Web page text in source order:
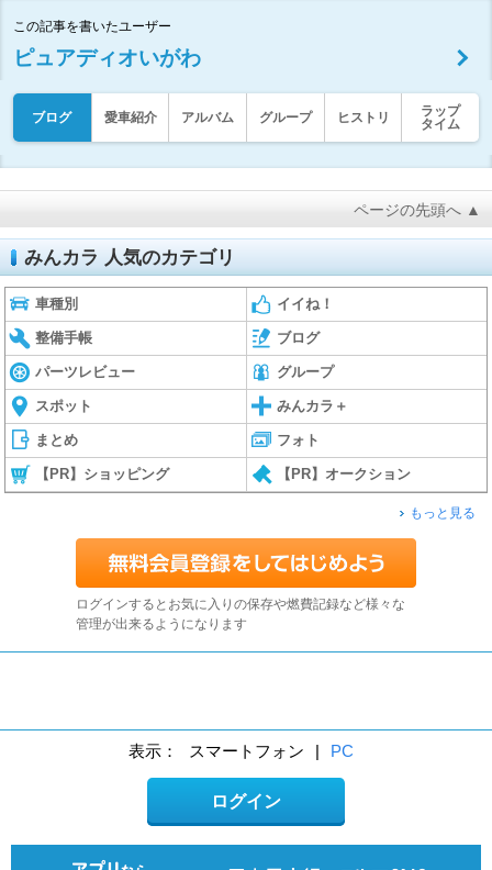
この記事を書いたユーザー
ピュアディオいがわ
ブログ 愛車紹介 アルバム グループ ヒストリ
ラップ
タイム
ページの先頭へ ▲
みんカラ 人気のカテゴリ
車種別 イイね！
整備手帳 ブログ
パーツレビュー グループ
スポット みんカラ＋
まとめ フォト
【PR】ショッピング 【PR】オークション
もっと見る
ログインするとお気に入りの保存や燃費記録など様々な
管理が出来るようになります
表示： スマートフォン | PC
ログイン